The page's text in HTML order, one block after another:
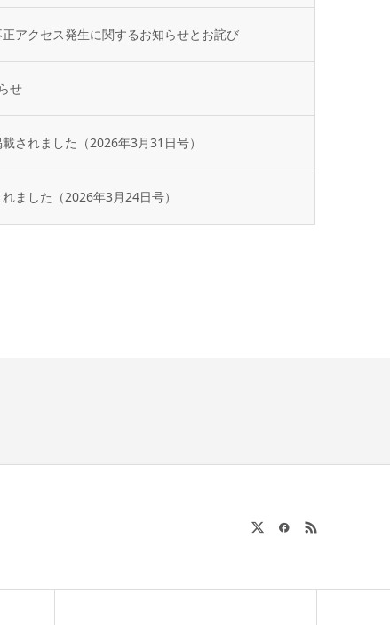
アクセス発生に関するお知らせとお詫び
せ
されました（2026年3月31日号）
ました（2026年3月24日号）